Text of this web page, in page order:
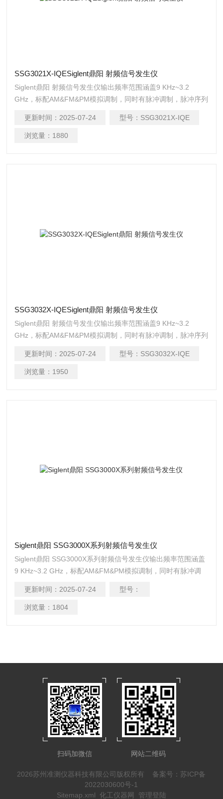
SSG3021X-IQESiglent鼎阳 射频信号发生仪
Siglent鼎阳 射频信号发生仪输出频率范围涵盖9 KHz~3.2
GHz，标配AM&FM&PM模拟调制，同时有脉冲调制，脉冲序列
SDG6000X），可实现IQ调制，适用于研发、教育、生产、维
修和其他相关领域。
更新时间： 2025-07-24 型号： SSG3021X-IQE
浏览量： 1880
SSG3032X-IQESiglent鼎阳 射频信号发生仪
Siglent鼎阳 射频信号发生仪输出频率范围涵盖9 KHz~3.2
GHz，标配AM&FM&PM模拟调制，同时有脉冲调制，脉冲序列
SDG6000X），可实现IQ调制，适用于研发、教育、生产、维
修和其他相关领域。
更新时间： 2025-07-24 型号： SSG3032X-IQE
浏览量： 1950
Siglent鼎阳 SSG3000X系列射频信号发生仪
Siglent鼎阳 SSG3000X系列射频信号发生仪输出频率范围涵盖
9 KHz~3.2 GHz，标配AM&FM&PM模拟调制，同时有脉冲调
（eg：SDG6000X），可实现IQ调制，适用于研发、教育、生
产、维修和其他相关领域。
更新时间： 2025-07-24 型号：
浏览量： 1804
扫码加微信 网站二维码
2026苏州准测仪器科技有限公司版权所有 备案号：苏ICP备
2022030600号-1
Sitemap.xml 化工仪器网 管理登陆